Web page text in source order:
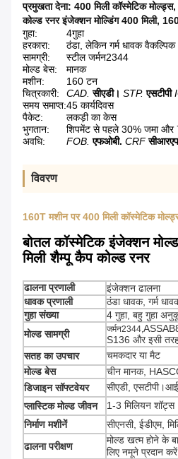
प्रमुखता देना: 400 मिली कॉस्मेटिक मोल्ड्स,
कोल्ड रनर इंजेक्शन मोल्डिंग 400 मिली,
गुहा:
4गुहा
हरकारा:
ठंडा, लेकिन गर्म धावक वैकल्पिक
सामग्री:
स्टील जर्मन2344
मोल्ड बेस:
मानक
मशीन:
160 टन
चित्रकारी:
CAD. सीएडी। STP. एसटीपी
समय समाप्त:45 कार्यदिवस
पैकेट:
लकड़ी का केस
भुगतान:
शिपमेंट से पहले 30% जमा और
अवधि:
FOB. एफओबी. CRF
विवरण
160T मशीन पर 400 मिली कॉस्मेटिक
बोतल कॉस्मेटिक इंजेक्शन
मिली शैम्पू कैप कोल्ड रनर
ढालना प्रणाली
इंजेक्शन ढालना
धावक प्रणाली
ठंडा धावक, गर्म
गुहा संख्या
4 गुहा, बहु गुहा
मोल्ड सामग्री
जर्मन2344,
S136 और इसी
सतह का उपचार
चमकदार या मैट
मोल्ड बेस
चीन मानक,
डिजाइन सॉफ्टवेयर
सीएडी,
प्लास्टिक मोल्ड जीवन
1-3 मिलियन शॉट्स
निर्माण मशीनें
सीएनसी, ईडीएम,
ढालना परीक्षण
मोल्ड खत्म होने के
लिए नमूने प्रदान करें